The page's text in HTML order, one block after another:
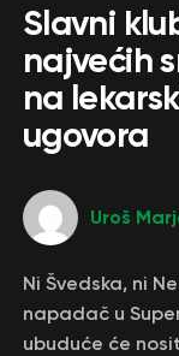
Slavni
najvećih
na
ugovora
Uroš
Ni Švedska, ni
napadač u
ubuduće će